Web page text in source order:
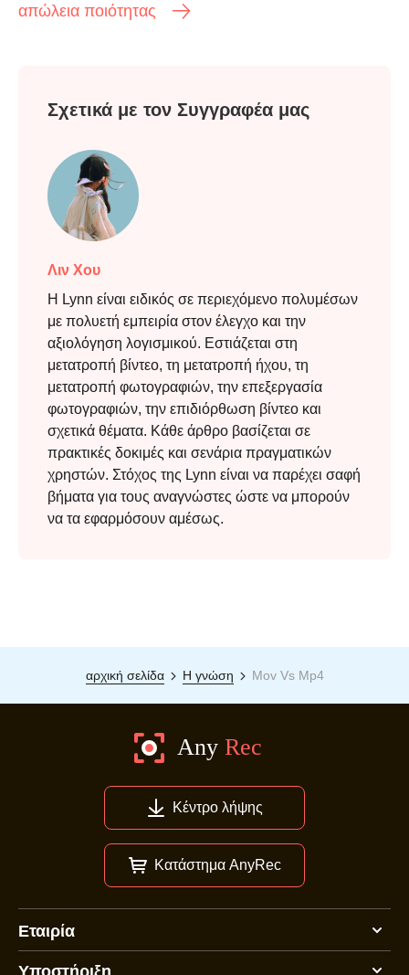
απώλεια ποιότητας
Σχετικά με τον Συγγραφέα μας
Λιν Χου
Η Lynn είναι ειδικός σε περιεχόμενο πολυμέσων
με πολυετή εμπειρία στον έλεγχο και την
αξιολόγηση λογισμικού. Εστιάζεται στη
μετατροπή βίντεο, τη μετατροπή ήχου, τη
μετατροπή φωτογραφιών, την επεξεργασία
φωτογραφιών, την επιδιόρθωση βίντεο και
σχετικά θέματα. Κάθε άρθρο βασίζεται σε
πρακτικές δοκιμές και σενάρια πραγματικών
χρηστών. Στόχος της Lynn είναι να παρέχει σαφή
βήματα για τους αναγνώστες ώστε να μπορούν
να τα εφαρμόσουν αμέσως.
αρχική σελίδα Η γνώση Mov Vs Mp4
Κέντρο λήψης
Κατάστημα AnyRec
Εταιρία
Υποστήριξη